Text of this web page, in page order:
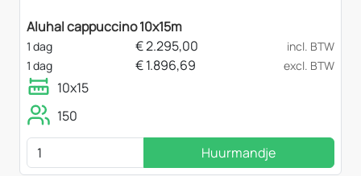
Aluhal cappuccino 10x15m
1 dag €2.295,00
incl. BTW
1 dag
€1.896,69 excl. BTW
10x15
150
Huurmandje